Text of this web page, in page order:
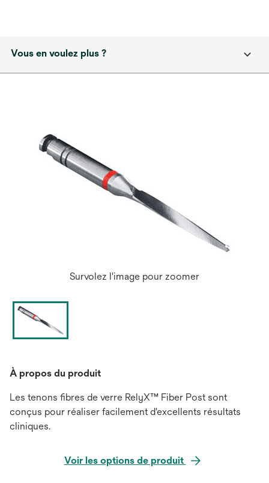
Vous en voulez plus ?
Survolez l'image pour zoomer
À propos du produit
Les tenons fibres de verre RelyX™ Fiber Post sont
conçus pour réaliser facilement d'excellents résultats
cliniques.
Voir les options de produit